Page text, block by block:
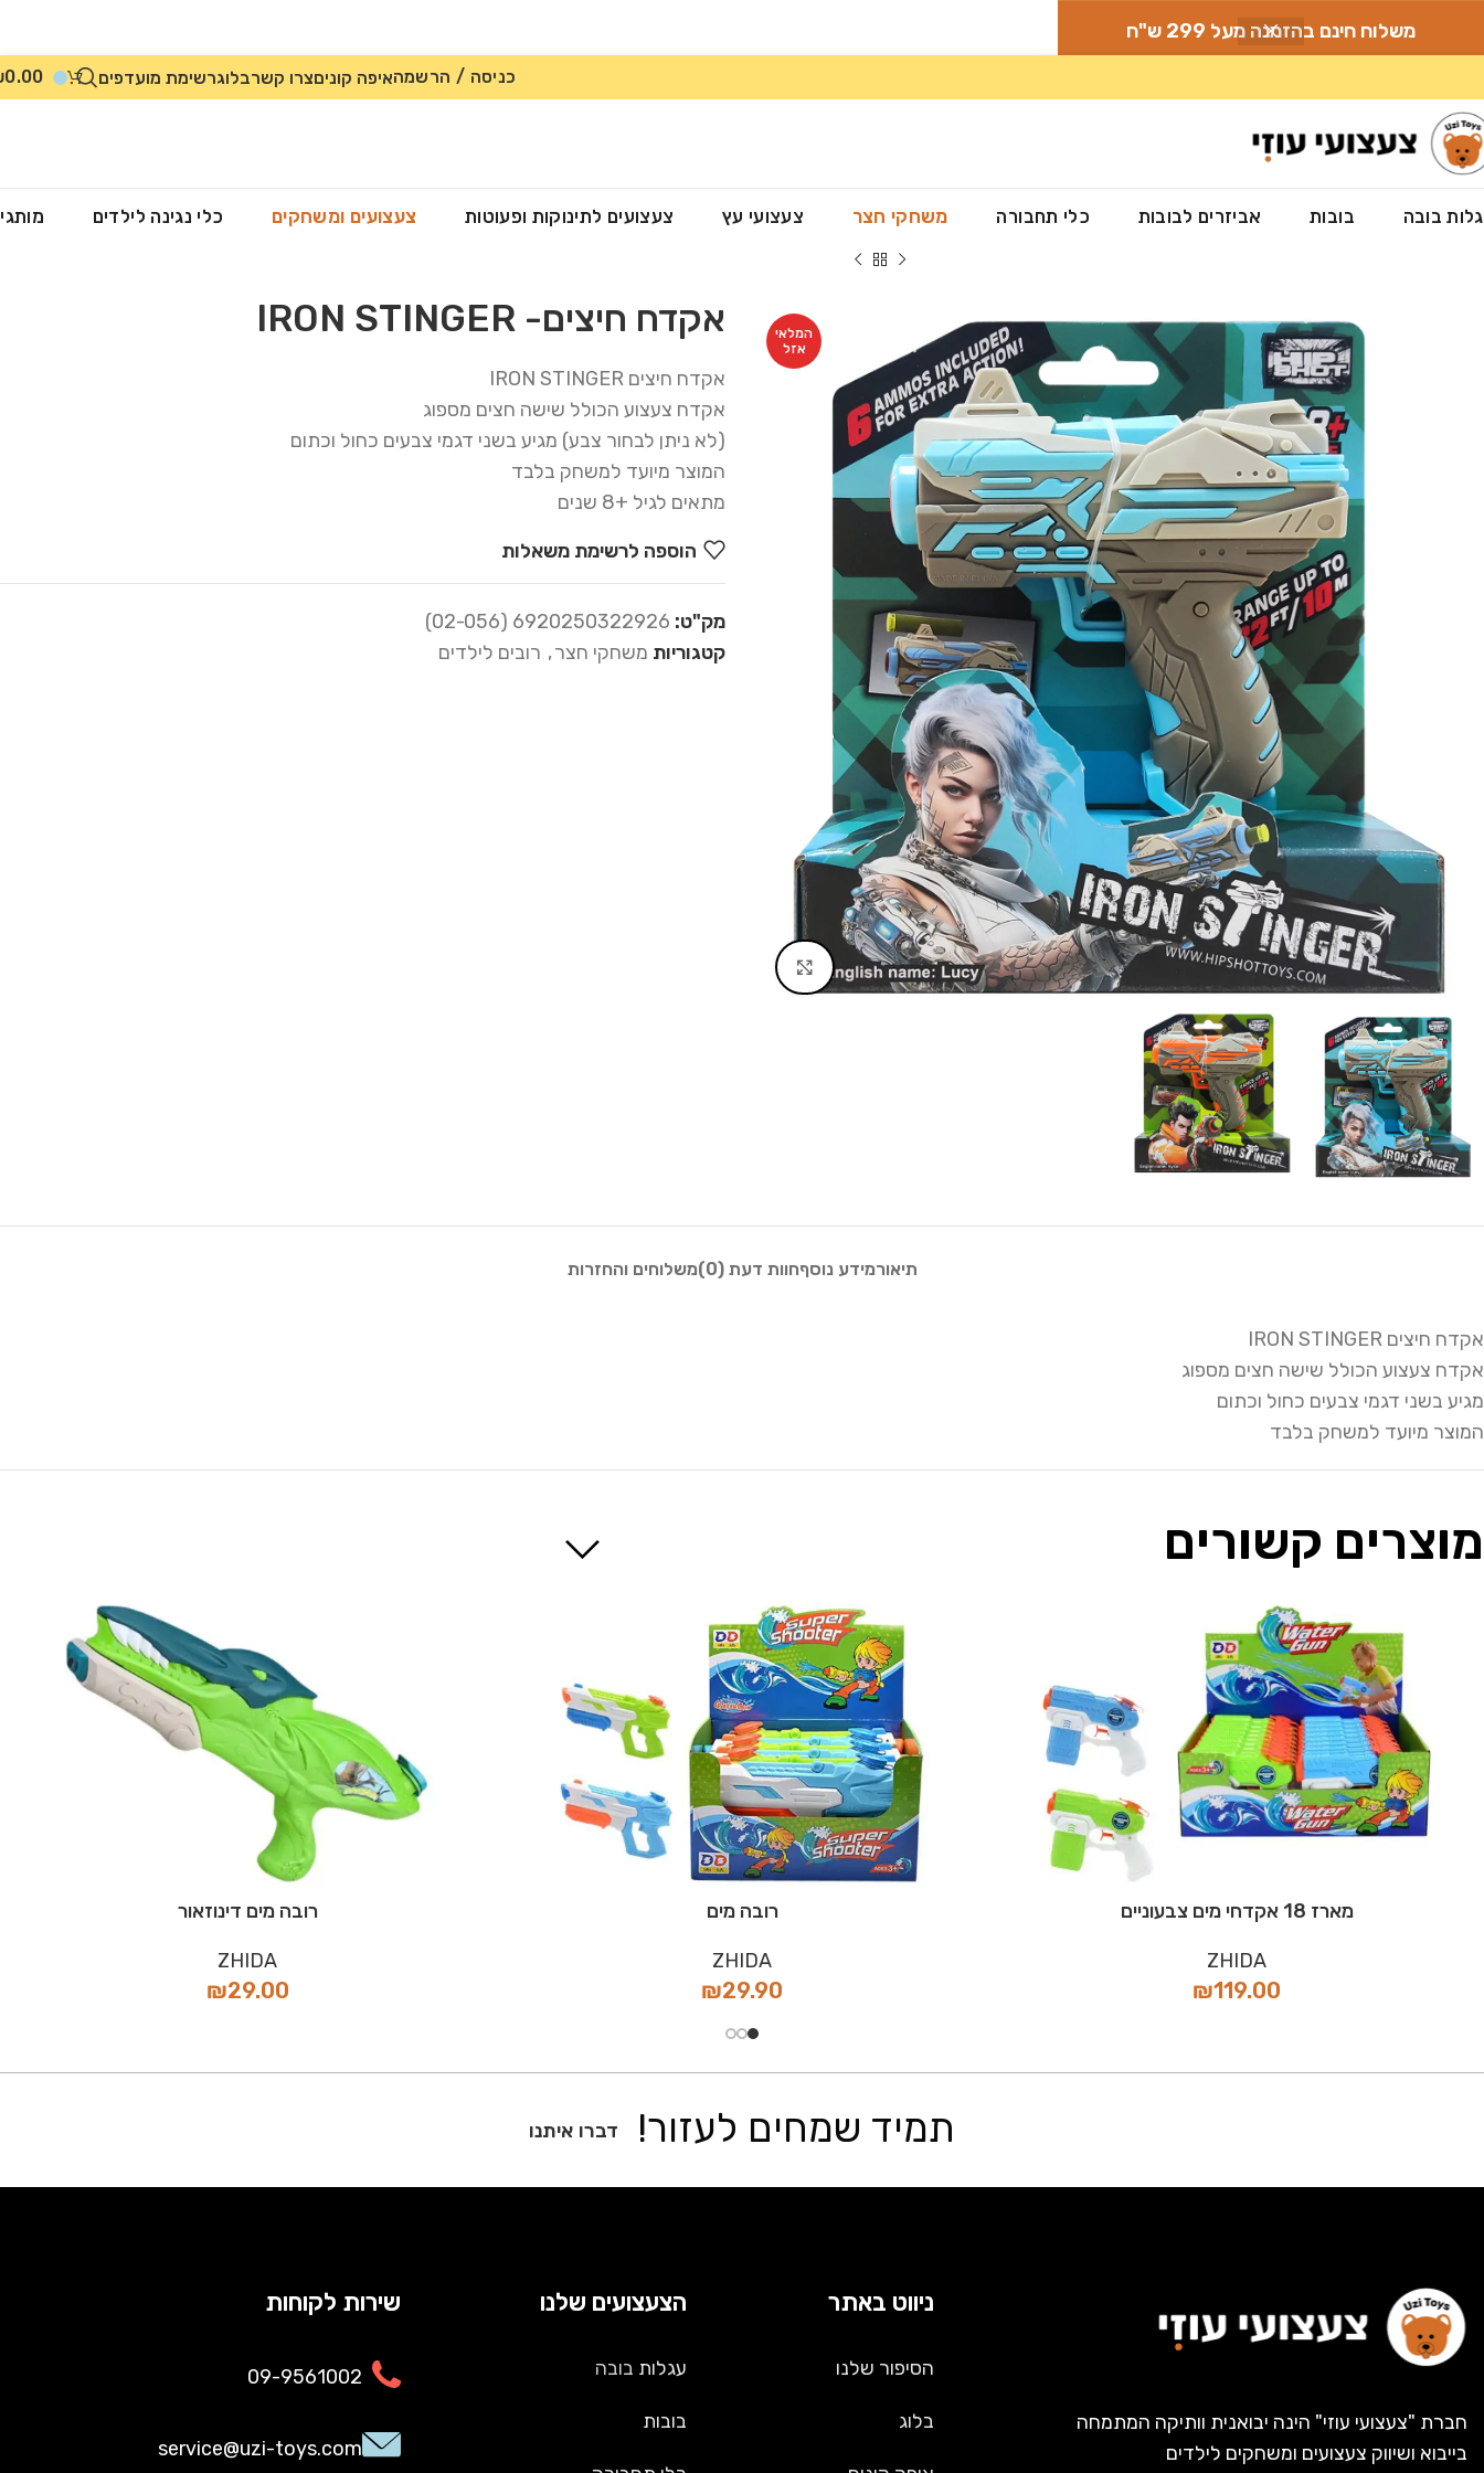
משלוח חינם בהזמנה מעל 299 ש"ח
כניסה / הרשמהאיפה קוניםצרו קשרבלוגרשימת מועדפים 0.00
בובה בובות אביזרים לבובות כלי תחבורה משחקי חצר צעצועי עץ צעצועים לתינוקות ופעוטות צעצועים ומשחקים כלי נגינה לילדים
המלאי
אזל
Click to enlarge
אקדח חיצים- IRON STINGER
אקדח חיצים IRON STINGER
אקדח צעצוע הכולל שישה חצים מספוג
(לא ניתן לבחור צבע) מגיע בשני דגמי צבעים כחול וכתום
המוצר מיועד למשחק בלבד
מתאים לגיל +8 שנים
הוספה לרשימת משאלות
מק"ט: 6920250322926 (02-056)
קטגוריות משחקי חצר, רובים לילדים
תיאורמידע נוסףחוות דעת (0) משלוחים והחזרות
אקדח חיצים IRON STINGER
אקדח צעצוע הכולל שישה חצים מספוג
מגיע בשני דגמי צבעים כחול וכתום
המוצר מיועד למשחק בלבד
מוצרים קשורים
מארז 18 אקדחי מים צבעוניים
ZHIDA
₪119.00
רובה מים
ZHIDA
₪29.90
רובה מים דינוזאור
ZHIDA
₪29.00
תמיד שמחים לעזור! דברו איתנו
חברת "צעצועי עוזי" הינה יבואנית וותיקה המתמחה
בייבוא ושיווק צעצועים ומשחקים לילדים
ניווט באתר
הסיפור שלנו
בלוג
הצעצועים שלנו
עגלות בובה
בובות
שירות לקוחות
09-9561002
service@uzi-toys.com